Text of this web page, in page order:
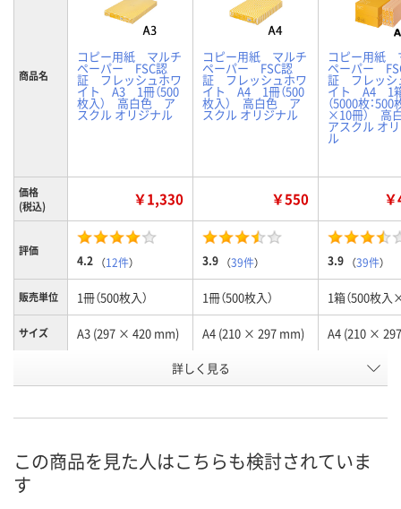
商品名
コピー用紙 マルチ
ペーパー FSC認
証 フレッシュホワ
イト A3 1冊（500
枚入） 高白色 ア
スクル オリジナル
コピー用紙 マルチ
ペーパー FSC認
証 フレッシュホワ
イト A4 1冊（500
枚入） 高白色 ア
スクル オリジナル
コピー用紙
ペーパー
証 フレッシ
イト A4 1
（5000枚：500
×10冊）
アスクル オ
ル
価格
(税込)
￥1,330 ￥550
評価
4.2 （12件） 3.9 （39件） 3.9 （39件）
販売単位 1冊（500枚入） 1冊（500枚入） 1箱（500枚入
サイズ A3 (297 × 420 mm) A4 (210 × 297 mm) A4 (210 ×
1654260 1653709
8月8日（土）
詳しく見る
この商品を見た人はこちらも検討されていま
す